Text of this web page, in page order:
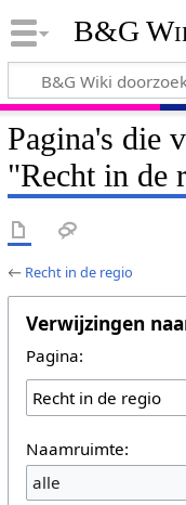
B&G
Pagina's die
"Recht in de
← Recht in de regio
Verwijzingen
Pagina:
Naamruimte:
alle